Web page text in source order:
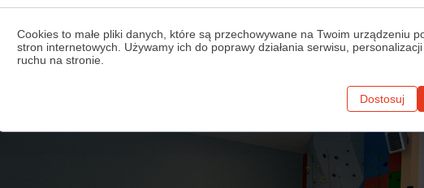
Cookies to małe pliki danych, które są przechowywane na Twoim urządzeniu
stron internetowych. Używamy ich do poprawy działania serwisu,
ruchu na stronie.
Dostosuj